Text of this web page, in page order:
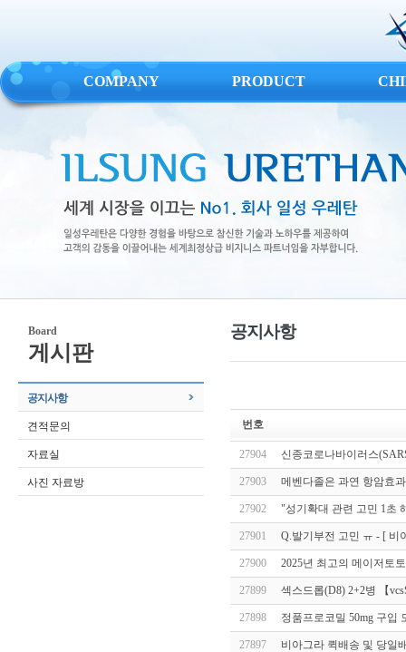
COMPANY PRODUCT
Board
게시판
공지사항
견적문의
자료실
사진 자료방
공지사항
번호
27904 신종코로나바이러스
27903 메벤다졸은 과연 항암효
27902 "성기확대 관련 고민 1초
27901 Q.발기부전 고민 ㅠ - [ 비
27900 2025년 최고의 메이저토
27899 섹스드롭(D8) 2+2병 【
27898 정품프로코밀 50mg 구입
27897 비아그라 퀵배송 및 당일